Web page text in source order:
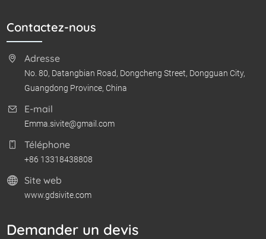
Contactez-nous
Adresse
No. 80, Datangbian Road, Dongcheng Street, Dongguan City,
Guangdong Province, China
E-mail
Emma.sivite@gmail.com
Téléphone
+86 13318438808
Site web
www.gdsivite.com
Demander un devis